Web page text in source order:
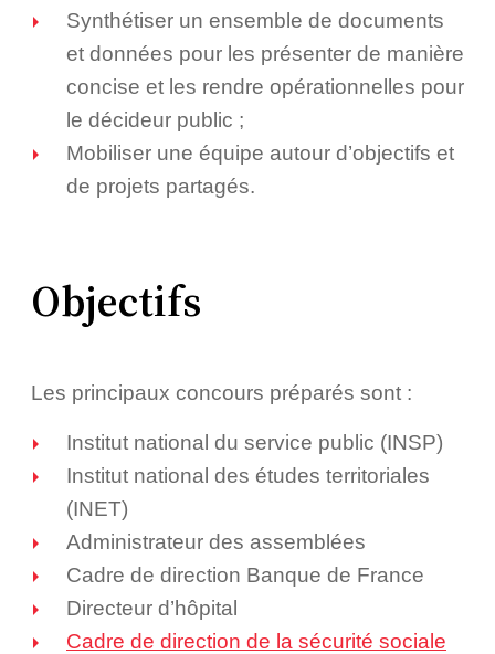
Synthétiser un ensemble de documents
et données pour les présenter de manière
concise et les rendre opérationnelles pour
le décideur public ;
Mobiliser une équipe autour d’objectifs et
de projets partagés.
Objectifs
Les principaux concours préparés sont :
Institut national du service public (INSP)
Institut national des études territoriales
(INET)
Administrateur des assemblées
Cadre de direction Banque de France
Directeur d’hôpital
Cadre de direction de la sécurité sociale